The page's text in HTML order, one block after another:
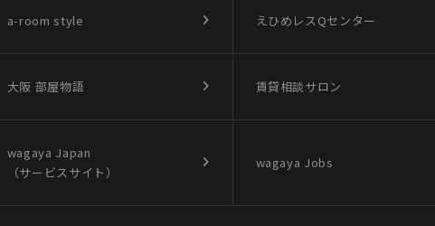
a-room style えひめレスQセンター
大阪 部屋物語 賃貸相談サロン
wagaya Japan
（サービスサイト）
wagaya Jobs